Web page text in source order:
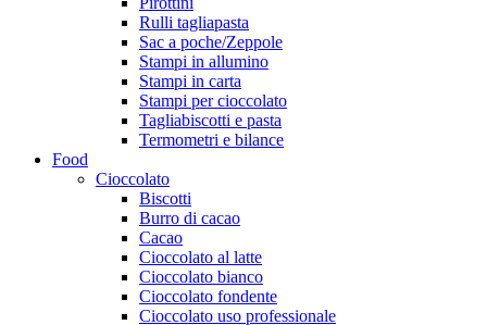
Rulli tagliapasta
Sac a poche/Zeppole
Stampi in allumino
Stampi in carta
Stampi per cioccolato
Tagliabiscotti e pasta
Termometri e bilance
Food
Cioccolato
Biscotti
Burro di cacao
Cacao
Cioccolato al latte
Cioccolato bianco
Cioccolato fondente
Cioccolato uso professionale